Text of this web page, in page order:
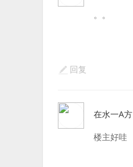
。。
回复
在水一A方
楼主好哇